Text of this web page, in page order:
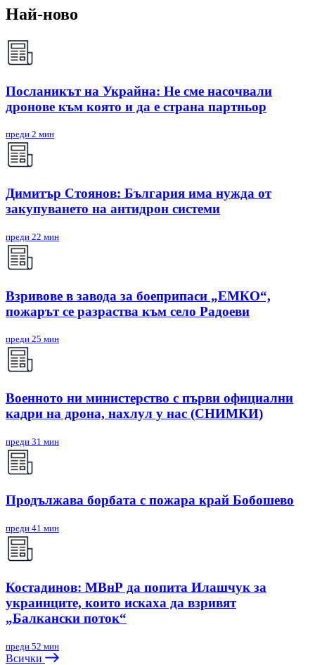
Най-ново
Посланикът на Украйна: Не сме насочвали
дронове към която и да е страна партньор
преди 2 мин
Димитър Стоянов: България има нужда от
закупуването на антидрон системи
преди 22 мин
Взривове в завода за боеприпаси „ЕМКО“,
пожарът се разраства към село Радоеви
преди 25 мин
Военното ни министерство с първи официални
кадри на дрона, нахлул у нас (СНИМКИ)
преди 31 мин
Продължава борбата с пожара край Бобошево
преди 41 мин
Костадинов: МВнР да попита Илашчук за
украинците, които искаха да взривят
„Балкански поток“
преди 52 мин
Всички